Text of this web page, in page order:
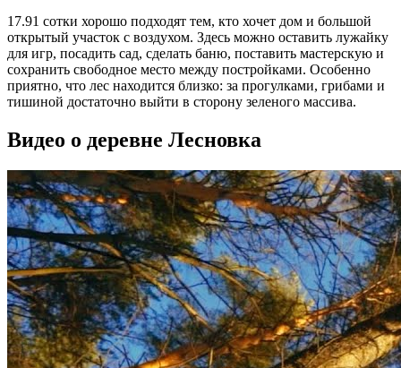
17.91 сотки хорошо подходят тем, кто хочет дом и большой
открытый участок с воздухом. Здесь можно оставить лужайку
для игр, посадить сад, сделать баню, поставить мастерскую и
сохранить свободное место между постройками. Особенно
приятно, что лес находится близко: за прогулками, грибами и
тишиной достаточно выйти в сторону зеленого массива.
Видео о деревне Лесновка